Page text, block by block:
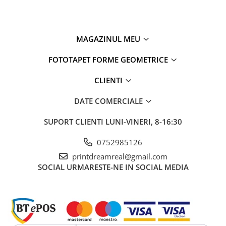
elemente interactive sau multimedia, implicând privitorii în
MAGAZINUL MEU
FOTOTAPET FORME GEOMETRICE
CLIENTI
DATE COMERCIALE
SUPORT CLIENTI LUNI-VINERI, 8-16:30
0752985126
printdreamreal@gmail.com
SOCIAL URMARESTE-NE IN SOCIAL MEDIA